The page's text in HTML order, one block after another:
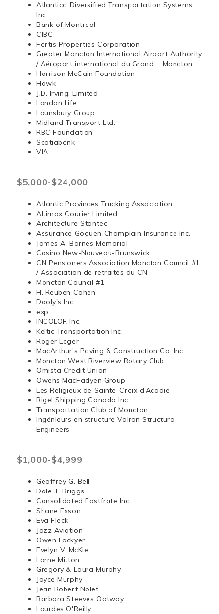
Atlantica Diversified Transportation Systems
Inc.
Bank of Montreal
CIBC
Fortis Properties Corporation
Greater Moncton International Airport Authority
/ Aéroport international du Grand Moncton
Harrison McCain Foundation
Hawk
J.D. Irving, Limited
London Life
Lounsbury Group
Midland Transport Ltd.
RBC Foundation
Scotiabank
VIA
$5,000-$24,000
Atlantic Provinces Trucking Association
Altimax Courier Limited
Architecture Stantec
Assurance Goguen Champlain Insurance Inc.
James A. Barnes Memorial
Casino New-Nouveau-Brunswick
CN Pensioners Association Moncton Council #1
/ Association de retraités du CN
Moncton Council #1
H. Reuben Cohen
Dooly's Inc.
exp
INCOLOR Inc.
Keltic Transportation Inc.
Roger Leger
MacArthur’s Paving & Construction Co. Inc.
Moncton West Riverview Rotary Club
Omista Credit Union
Owens MacFadyen Group
Les Religieux de Sainte-Croix d’Acadie
Rigel Shipping Canada Inc.
Transportation Club of Moncton
Ingénieurs en structure Valron Structural
Engineers
$1,000-$4,999
Geoffrey G. Bell
Dale T. Briggs
Consolidated Fastfrate Inc.
Shane Esson
Eva Fleck
Jazz Aviation
Owen Lockyer
Evelyn V. McKie
Lorne Mitton
Gregory & Laura Murphy
Joyce Murphy
Jean Robert Nolet
Barbara Steeves Oatway
Lourdes O'Reilly